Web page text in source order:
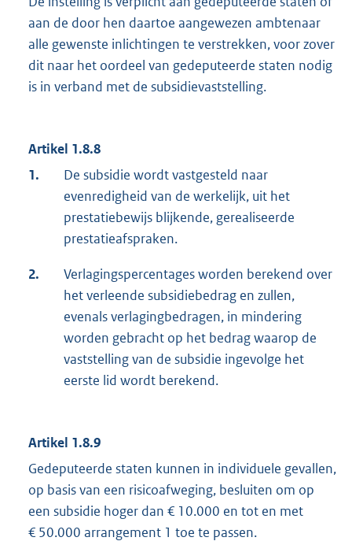
aan de door hen daartoe aangewezen ambtenaar
alle gewenste inlichtingen te verstrekken, voor zover
dit naar het oordeel van gedeputeerde staten nodig
is in verband met de subsidievaststelling.
Artikel 1.8.8
1.
De subsidie wordt vastgesteld naar
evenredigheid van de werkelijk, uit het
prestatiebewijs blijkende, gerealiseerde
prestatieafspraken.
2.
Verlagingspercentages worden berekend over
het verleende subsidiebedrag en zullen,
evenals verlagingbedragen, in mindering
worden gebracht op het bedrag waarop de
vaststelling van de subsidie ingevolge het
eerste lid wordt berekend.
Artikel 1.8.9
Gedeputeerde staten kunnen in individuele gevallen,
op basis van een risicoafweging, besluiten om op
een subsidie hoger dan € 10.000 en tot en met
€ 50.000 arrangement 1 toe te passen.